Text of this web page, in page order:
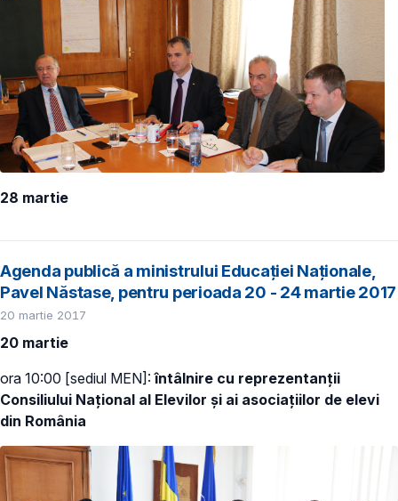
28 martie
Agenda publică a ministrului Educației Naționale,
Pavel Năstase, pentru perioada 20 - 24 martie 2017
20 martie 2017
20 martie
ora 10:00 [sediul MEN]:întâlnire cu reprezentanții
Consiliului Național al Elevilor și ai asociațiilor de elevi
din România